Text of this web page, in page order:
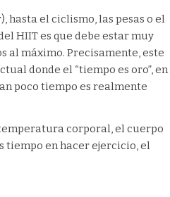
el ciclismo, las pesas o el
HIIT es que debe estar muy
al máximo. Precisamente, este
donde el “tiempo es oro”, en
poco tiempo es realmente
corporal, el cuerpo
tiempo en hacer ejercicio, el